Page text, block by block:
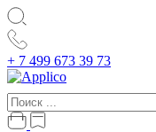
+ 7 499 673 39 73